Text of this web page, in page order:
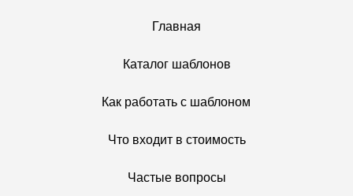
Главная
Каталог шаблонов
Как работать с шаблоном
Что входит в стоимость
Частые вопросы